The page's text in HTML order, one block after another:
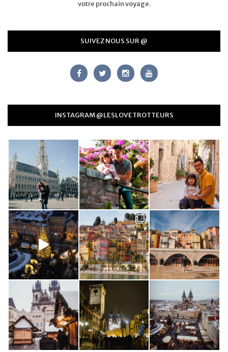
votre prochain voyage.
SUIVEZ NOUS SUR @
INSTAGRAM @LESLOVETROTTEURS